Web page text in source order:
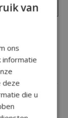
op je
van
ons
informatie
deze
die u